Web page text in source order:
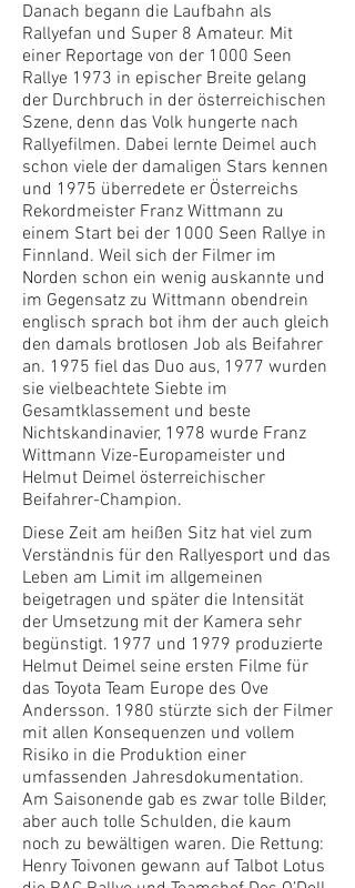
Danach begann die Laufbahn als
Rallyefan und Super 8 Amateur. Mit
einer Reportage von der 1000 Seen
Rallye 1973 in epischer Breite gelang
der Durchbruch in der österreichischen
Szene, denn das Volk hungerte nach
Rallyefilmen. Dabei lernte Deimel auch
schon viele der damaligen Stars kennen
und 1975 überredete er Österreichs
Rekordmeister Franz Wittmann zu
einem Start bei der 1000 Seen Rallye in
Finnland. Weil sich der Filmer im
Norden schon ein wenig auskannte und
im Gegensatz zu Wittmann obendrein
englisch sprach bot ihm der auch gleich
den damals brotlosen Job als Beifahrer
an. 1975 fiel das Duo aus, 1977 wurden
sie vielbeachtete Siebte im
Gesamtklassement und beste
Nichtskandinavier, 1978 wurde Franz
Wittmann Vize-Europameister und
Helmut Deimel österreichischer
Beifahrer-Champion.
Diese Zeit am heißen Sitz hat viel zum
Verständnis für den Rallyesport und das
Leben am Limit im allgemeinen
beigetragen und später die Intensität
der Umsetzung mit der Kamera sehr
begünstigt. 1977 und 1979 produzierte
Helmut Deimel seine ersten Filme für
das Toyota Team Europe des Ove
Andersson. 1980 stürzte sich der Filmer
mit allen Konsequenzen und vollem
Risiko in die Produktion einer
umfassenden Jahresdokumentation.
Am Saisonende gab es zwar tolle Bilder,
aber auch tolle Schulden, die kaum
noch zu bewältigen waren. Die Rettung:
Henry Toivonen gewann auf Talbot Lotus